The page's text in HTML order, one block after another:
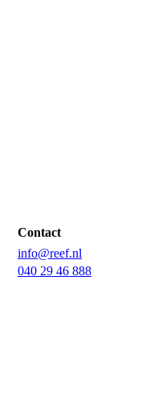
Contact
info@reef.nl
040 29 46 888